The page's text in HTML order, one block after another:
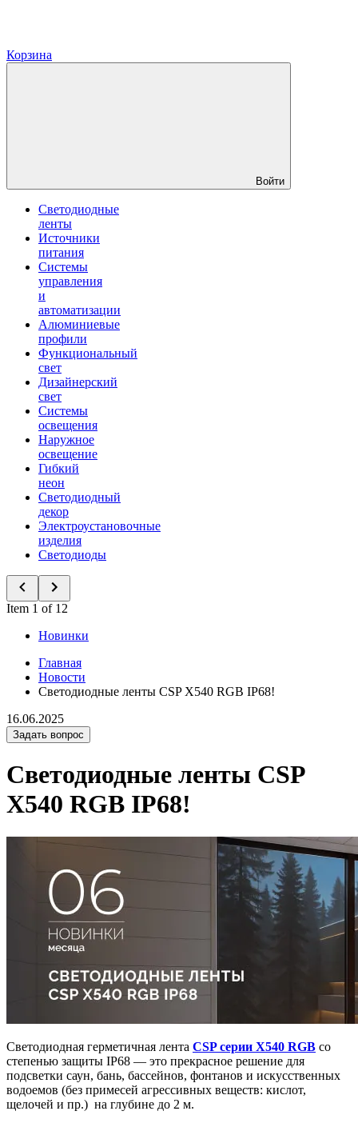
Корзина
Войти
Светодиодные
ленты
Источники
питания
Системы
управления
и
автоматизации
Алюминиевые
профили
Функциональный
свет
Дизайнерский
свет
Системы
освещения
Наружное
освещение
Гибкий
неон
Светодиодный
декор
Электроустановочные
изделия
Светодиоды
Item 1 of 12
Новинки
Главная
Новости
Светодиодные ленты CSP X540 RGB IP68!
16.06.2025
Задать вопрос
Светодиодные ленты CSP
X540 RGB IP68!
Светодиодная герметичная лента CSP серии X540 RGB со
степенью защиты IP68 — это прекрасное решение для
подсветки саун, бань, бассейнов, фонтанов и искусственных
водоемов (без примесей агрессивных веществ: кислот,
щелочей и пр.) на глубине до 2 м.